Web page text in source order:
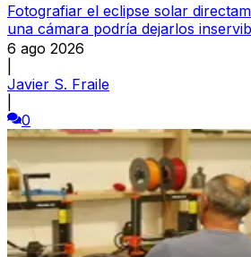
Fotografiar el eclipse solar
una cámara podría dejarlos
6 ago 2026
Javier S. Fraile
0